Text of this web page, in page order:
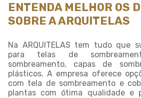
ENTENDA MELHOR OS
SOBRE A ARQUITELAS
Na ARQUITELAS tem tudo que
para telas de
sombreamento, capas de
plásticos. A empresa oferece
com tela de sombreamento e
plantas com ótima qualidade e